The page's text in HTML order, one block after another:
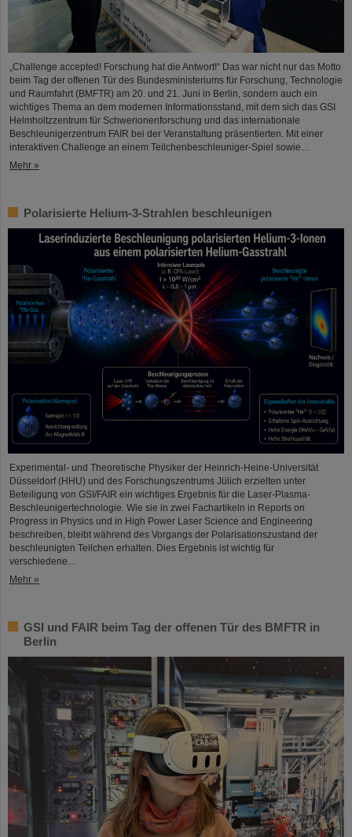
„Challenge accepted! Forschung hat die Antwort!“ Das war nicht nur das Motto
beim Tag der offenen Tür des Bundesministeriums für Forschung, Technologie
und Raumfahrt (BMFTR) am 20. und 21. Juni in Berlin, sondern auch ein
wichtiges Thema an dem modernen Informationsstand, mit dem sich das GSI
Helmholtzzentrum für Schwerionenforschung und das internationale
Beschleunigerzentrum FAIR bei der Veranstaltung präsentierten. Mit einer
interaktiven Challenge an einem Teilchenbeschleuniger-Spiel sowie…
Mehr »
Polarisierte Helium-3-Strahlen beschleunigen
Experimental- und Theoretische Physiker der Heinrich-Heine-Universität
Düsseldorf (HHU) und des Forschungszentrums Jülich erzielten unter
Beteiligung von GSI/FAIR ein wichtiges Ergebnis für die Laser-Plasma-
Beschleunigertechnologie. Wie sie in zwei Fachartikeln in Reports on
Progress in Physics und in High Power Laser Science and Engineering
beschreiben, bleibt während des Vorgangs der Polarisationszustand der
beschleunigten Teilchen erhalten. Dies Ergebnis ist wichtig für
verschiedene…
Mehr »
GSI und FAIR beim Tag der offenen Tür des BMFTR in
Berlin